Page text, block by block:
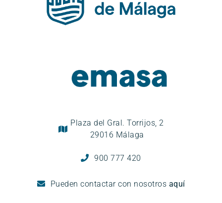
Plaza del Gral. Torrijos, 2
29016 Málaga
900 777 420
Pueden contactar con nosotros aquí